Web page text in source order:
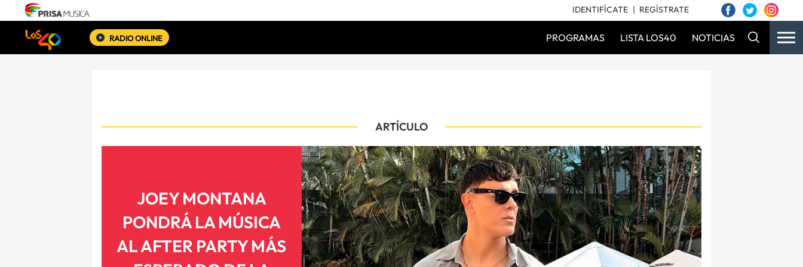
IDENTIFÍCATE REGÍSTRATE
RADIO ONLINE PROGRAMAS LISTA LOS40 NOTICIAS
ARTÍCULO
JOEY MONTANA
PONDRÁ LA MÚSICA
AL AFTER PARTY MÁS